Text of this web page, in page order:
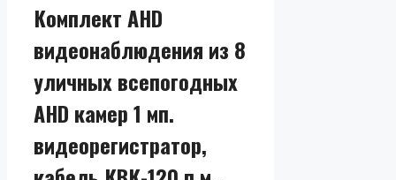
Комплект AHD
видеонаблюдения из 8
уличных всепогодных
AHD камер 1 мп.
видеорегистратор,